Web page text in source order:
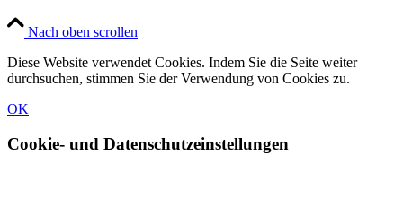
Nach oben scrollen
Diese Website verwendet Cookies. Indem Sie die Seite weiter
durchsuchen, stimmen Sie der Verwendung von Cookies zu.
OK
Cookie- und Datenschutzeinstellungen